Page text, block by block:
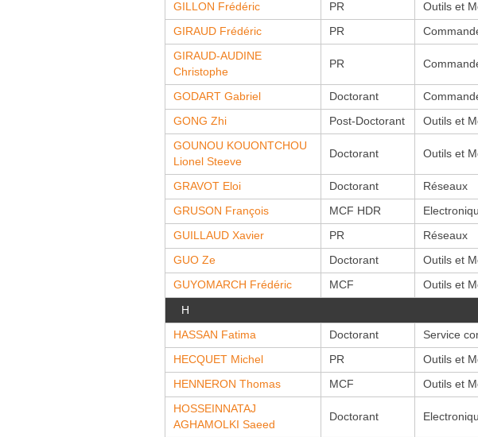
GILLON Frédéric PR Outils et
GIRAUD Frédéric PR
GIRAUD-AUDINE
Christophe
PR
GODART Gabriel Doctorant
GONG Zhi Post-Doctorant Outils et
GOUNOU KOUONTCHOU
Lionel Steeve
Doctorant Outils et
GRAVOT Eloi Doctorant Réseaux
GRUSON François MCF HDR
GUILLAUD Xavier PR Réseaux
GUO Ze Doctorant Outils et
GUYOMARCH Frédéric MCF Outils et
H
HASSAN Fatima Doctorant Service
HECQUET Michel PR Outils et
HENNERON Thomas MCF Outils et
HOSSEINNATAJ
AGHAMOLKI Saeed
Doctorant